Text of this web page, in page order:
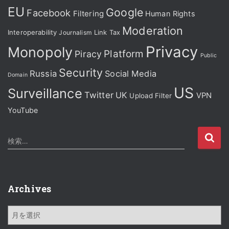
EU Facebook Filtering Google Human Rights
Interoperability Journalism Link Tax Moderation
Monopoly Piracy Platform Privacy Public
Domain Russia Security Social Media
Surveillance Twitter UK Upload Filter US VPN
YouTube
検
索
検索…
Archives